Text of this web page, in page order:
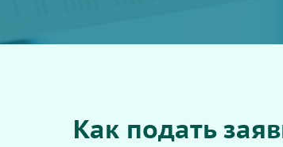
Как подать